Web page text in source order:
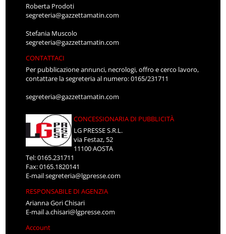
Roberta Prodoti
segreteria@gazzettamatin.com
Stefania Muscolo
segreteria@gazzettamatin.com
CONTATTACI
Per pubblicazione annunci, necrologi, offro e cerco lavoro,
contattare la segreteria al numero: 0165/231711
segreteria@gazzettamatin.com
CONCESSIONARIA DI PUBBLICITÀ
LG PRESSE S.R.L.
via Festaz, 52
11100 AOSTA
Tel: 0165.231711
Fax: 0165.1820141
E-mailsegreteria@lgpresse.com
RESPONSABILE DI AGENZIA
Arianna Gori Chisari
E-maila.chisari@lgpresse.com
Account